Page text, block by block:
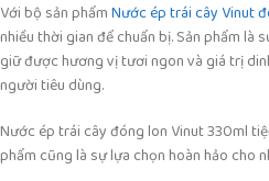
Với bộ sản phẩmNước ép trái cây Vinut
nhiều thời gian để chuẩn bị. Sản phẩm
giữ được hương vị tươi ngon và giá trị
người tiêu dùng.
Nước ép trái cây đóng lon Vinut 330ml
phẩm cũng là sự lựa chọn hoàn hảo cho